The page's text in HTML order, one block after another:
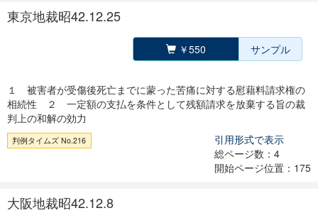
東京地裁昭42.12.25
￥550 サンプル
１ 被害者が受傷後死亡までに蒙った苦痛に対する慰藉料請求権の
相続性 ２ 一定額の支払を条件として残額請求を放棄する旨の裁
判上の和解の効力
判例タイムズ No.216
引用形式で表示
総ページ数：4
開始ページ位置：175
大阪地裁昭42.12.8